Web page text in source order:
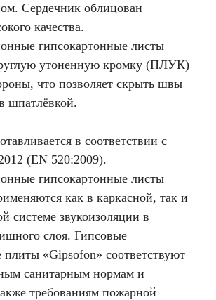
Сердечник облицован
качества.
гипсокартонные листы
утоненную кромку (ПЛУК)
что позволяет скрыть швы
шпатлёвкой.
в соответствии с
(EN 520:2009).
гипсокартонные листы
как в каркасной, так и
системе звукоизоляции в
слоя. Гипсовые
плиты «Gipsofon» соответствуют
санитарным нормам и
требованиям пожарной